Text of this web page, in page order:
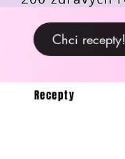
Chci recepty!
Recepty